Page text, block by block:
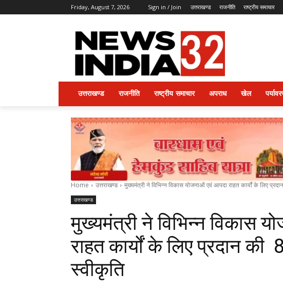
Friday, August 7, 2026 Sign in / Join उत्तराखण्ड राजनीति राष्ट्रीय समाचार
उत्तराखण्ड राजनीति राष्ट्रीय समाचार अपराध खेल
Home उत्तराखण्ड मुख्यमंत्री ने विभिन्न विकास योजनाओं एवं आपदा राहत कार्यों के लिए
उत्तराखण्ड
मुख्यमंत्री ने विभिन्न विकास
राहत कार्यों के लिए प्रदान की
स्वीकृति